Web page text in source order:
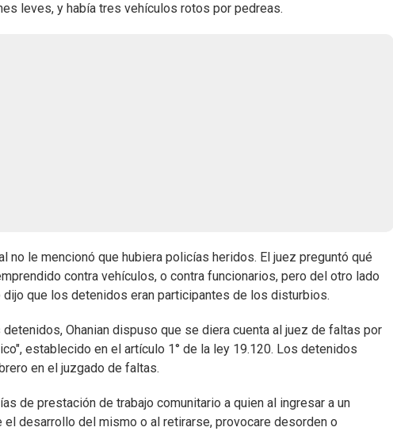
leves, y había tres vehículos rotos por pedreas.
no le mencionó que hubiera policías heridos. El juez preguntó qué
contra vehículos, o contra funcionarios, pero del otro lado
que los detenidos eran participantes de los disturbios.
Ohanian dispuso que se diera cuenta al juez de faltas por
establecido en el artículo 1° de la ley 19.120. Los detenidos
en el juzgado de faltas.
de prestación de trabajo comunitario a quien al ingresar a un
desarrollo del mismo o al retirarse, provocare desorden o